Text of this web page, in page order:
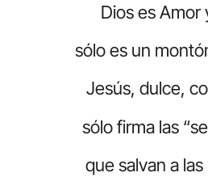
Dios es Amor
sólo es un
Jesús, dulce,
sólo firma las
que salvan a